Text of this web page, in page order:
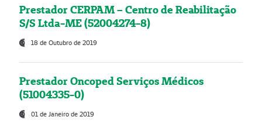
Prestador CERPAM – Centro de Reabilitação
S/S Ltda-ME (52004274-8)
18 de Outubro de 2019
Prestador Oncoped Serviços Médicos
(51004335-0)
01 de Janeiro de 2019